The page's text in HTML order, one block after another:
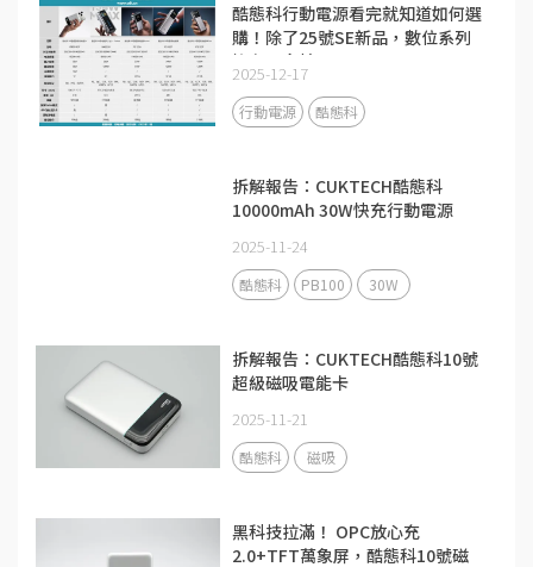
酷態科行動電源看完就知道如何選
購！除了25號SE新品，數位系列
擁有更多精品
2025-12-17
行動電源 酷態科
拆解報告：CUKTECH酷態科
10000mAh 30W快充行動電源
2025-11-24
酷態科 PB100 30W
拆解報告：CUKTECH酷態科10號
超級磁吸電能卡
2025-11-21
酷態科 磁吸
黑科技拉滿！ OPC放心充
2.0+TFT萬象屏，酷態科10號磁